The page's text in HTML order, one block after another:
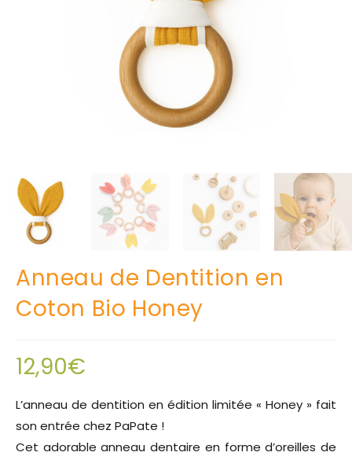
Anneau de Dentition en
Coton Bio Honey
12,90€
L’anneau de dentition en édition limitée « Honey » fait
son entrée chez PaPate !
Cet adorable anneau dentaire en forme d’oreilles de